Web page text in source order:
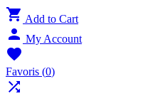
 Add to Cart
 My Account

Favoris (0)
